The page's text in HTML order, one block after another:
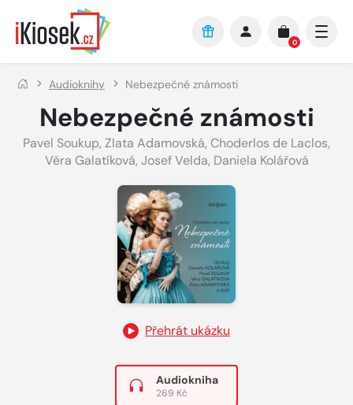
Přejít na hlavní obsah
0
Audioknihy Nebezpečné známosti
Nebezpečné známosti
Pavel Soukup, Zlata Adamovská, Choderlos de Laclos,
Věra Galatíková, Josef Velda, Daniela Kolářová
Přehrát ukázku
Audiokniha
269 Kč